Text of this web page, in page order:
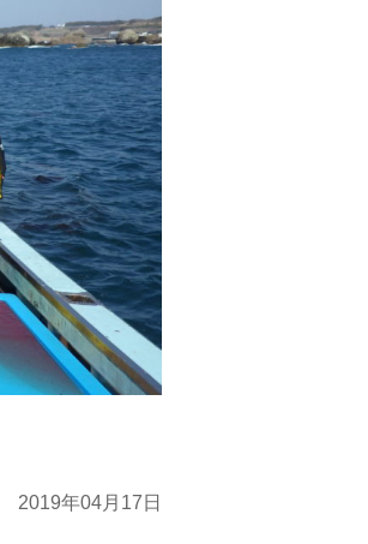
2019年04月17日